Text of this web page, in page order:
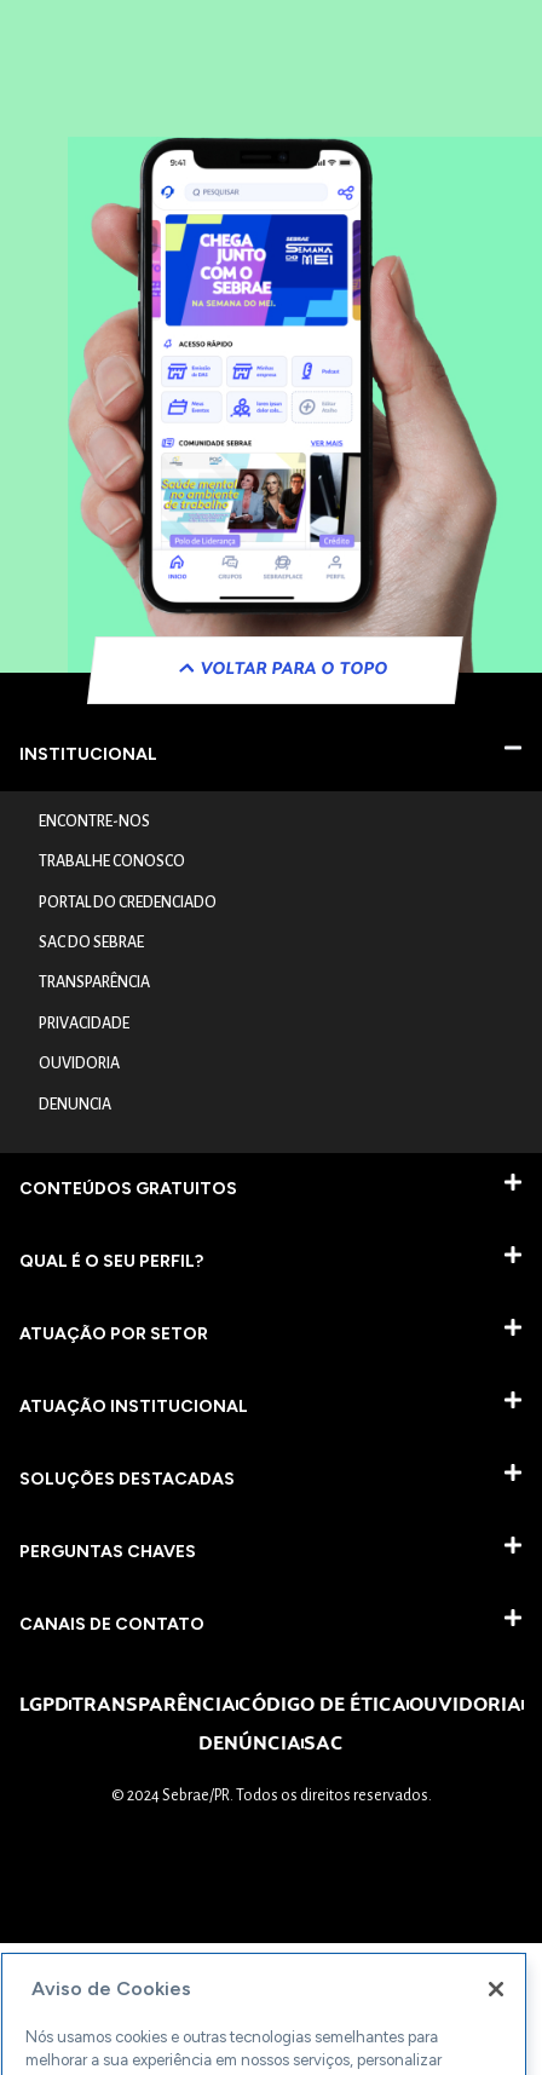
VOLTAR PARA O TOPO
INSTITUCIONAL
ENCONTRE-NOS
TRABALHE CONOSCO
PORTAL DO CREDENCIADO
SAC DO SEBRAE
TRANSPARÊNCIA
PRIVACIDADE
OUVIDORIA
DENUNCIA
CONTEÚDOS GRATUITOS
QUAL É O SEU PERFIL?
ATUAÇÃO POR SETOR
ATUAÇÃO INSTITUCIONAL
SOLUÇÕES DESTACADAS
PERGUNTAS CHAVES​
CANAIS DE CONTATO
LGPDTRANSPARÊNCIACÓDIGO DE ÉTICAOUVIDORIA
DENÚNCIASAC
© 2024 Sebrae/PR. Todos os direitos reservados.
Aviso de Cookies
Nós usamos cookies e outras tecnologias semelhantes para
melhorar a sua experiência em nossos serviços, personalizar